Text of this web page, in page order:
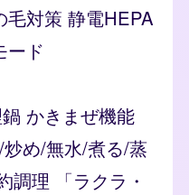
毛対策 静電HEPA
ード
かきまぜ機能
め/無水/煮る/蒸
調理 「ラクラ・